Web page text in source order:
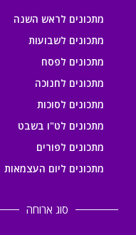
מתכונים לראש השנה
מתכונים לשבועות
מתכונים לפסח
מתכונים לחנוכה
מתכונים לסוכות
מתכונים לט"ו בשבט
מתכונים לפורים
מתכונים ליום העצמאות
סוג ארוחה